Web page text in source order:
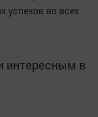
успехов во всех
интересным в